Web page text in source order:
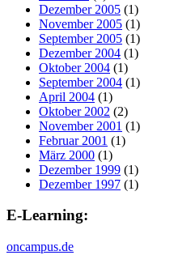
Dezember 2005 (1)
November 2005 (1)
September 2005 (1)
Dezember 2004 (1)
Oktober 2004 (1)
September 2004 (1)
April 2004 (1)
Oktober 2002 (2)
November 2001 (1)
Februar 2001 (1)
März 2000 (1)
Dezember 1999 (1)
Dezember 1997 (1)
E-Learning:
oncampus.de